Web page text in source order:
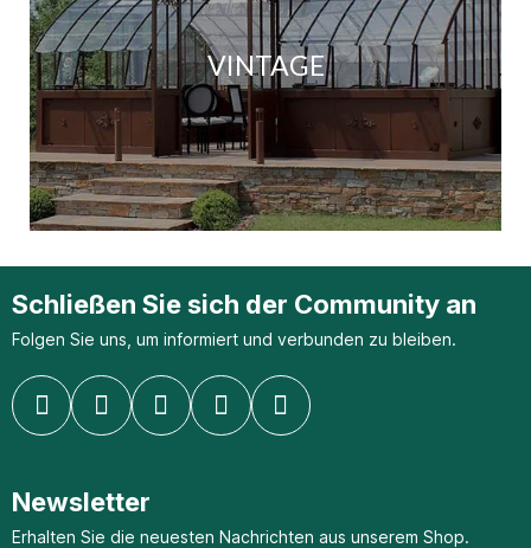
VINTAGE
Schließen Sie sich der Community an
Folgen Sie uns, um informiert und verbunden zu bleiben.
Newsletter
Erhalten Sie die neuesten Nachrichten aus unserem Shop.